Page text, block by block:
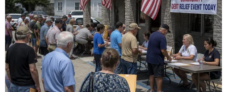
Ngày 27/10, Tổng cục Thống kê đã công bố Báo
cáo Tình hình kinh tế-xã hội mười tháng, cho thấy
tình hình hoạt động kinh doanh của doanh nghiệp
còn khó khăn và phải đối mặt với nhiều thách
thức.